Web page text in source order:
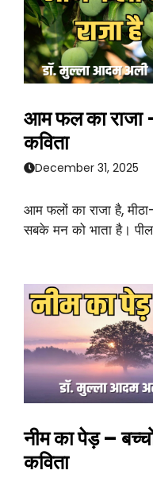
आम फल का राजा –
कविता
December 31, 2025
आम फलों का राजा है,
सबके मन को भाता है।
नीम का पेड़ –
कविता